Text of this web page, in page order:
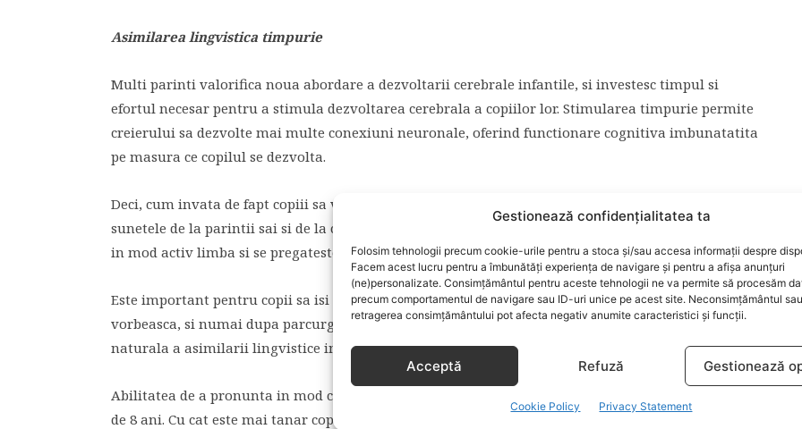
Gestionează confidențialitatea ta
Folosim tehnologii precum cookie-urile pentru a stoca și/sau accesa informații despre
Facem acest lucru pentru a îmbunătăți experiența de navigare și pentru a afișa anunțuri
(ne)personalizate. Consimțământul pentru aceste tehnologii ne va permite să procesăm
precum comportamentul de navigare sau ID-uri unice pe acest site. Neconsimțământul sau
retragerea consimțământului pot afecta negativ anumite caracteristici și funcții.
Acceptă Refuză Gestionează
Cookie Policy Privacy Statement
Asimilarea lingvistica timpurie
Multi parinti valorifica noua abordare a dezvoltarii cerebrale infantile, si investesc timpul si
efortul necesar pentru a stimula dezvoltarea cerebrala a copiilor lor. Stimularea timpurie permite
creierului sa dezvolte mai multe conexiuni neuronale, oferind functionare cognitiva imbunatatita
pe masura ce copilul se dezvolta.
Deci, cum invata de fapt copiii sa vorbeasca o limba? Initial, copilul pare sa absoarba pasiv
sunetele de la parintii sai si de la cei din mediul sau. In realitate, creierul copilului deja analizeaza
in mod activ limba si se pregateste pentru a-si dezvolta vorbirea pe viitor.
Este important pentru copii sa isi adapteze simtul auditiv la limba (ascultand-o), mai apoi sa o
vorbeasca, si numai dupa parcurgerea acestei ordini, sa citeasca si sa scrie. Acesta este evolutia
naturala a asimilarii lingvistice in limba materna.
Abilitatea de a pronunta in mod corect sunetele unei limbi se instaleaza cu mult inaintea varstei
de 8 ani. Cu cat este mai tanar copilul, cu atat mai bine poate invata. Copiii carora li s-au citit